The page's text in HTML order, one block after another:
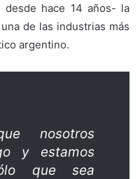
hace 14 años- la
de las industrias más
argentino.
nosotros
y estamos
que sea